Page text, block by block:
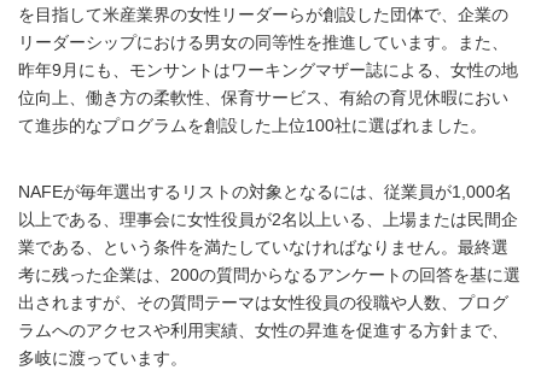
を目指して米産業界の女性リーダーらが創設した団体で、企業の
リーダーシップにおける男女の同等性を推進しています。また、
昨年9月にも、モンサントはワーキングマザー誌による、女性の地
位向上、働き方の柔軟性、保育サービス、有給の育児休暇におい
て進歩的なプログラムを創設した上位100社に選ばれました。
NAFEが毎年選出するリストの対象となるには、従業員が1,000名
以上である、理事会に女性役員が2名以上いる、上場または民間企
業である、という条件を満たしていなければなりません。最終選
考に残った企業は、200の質問からなるアンケートの回答を基に選
出されますが、その質問テーマは女性役員の役職や人数、プログ
ラムへのアクセスや利用実績、女性の昇進を促進する方針まで、
多岐に渡っています。